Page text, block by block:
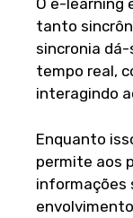
O e-learning
tanto
sincronia
tempo real,
interagindo
Enquanto
permite aos
informações